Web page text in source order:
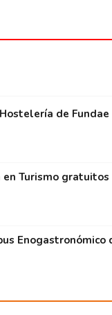
de Fundae
en Turismo gratuitos
Enogastronómico